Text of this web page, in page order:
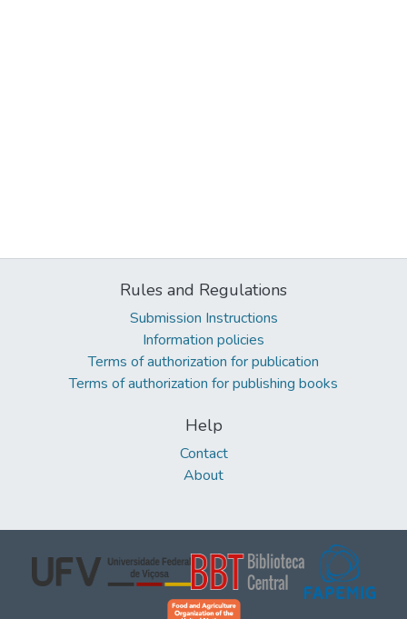
Rules and Regulations
Submission Instructions
Information policies
Terms of authorization for publication
Terms of authorization for publishing books
Help
Contact
About